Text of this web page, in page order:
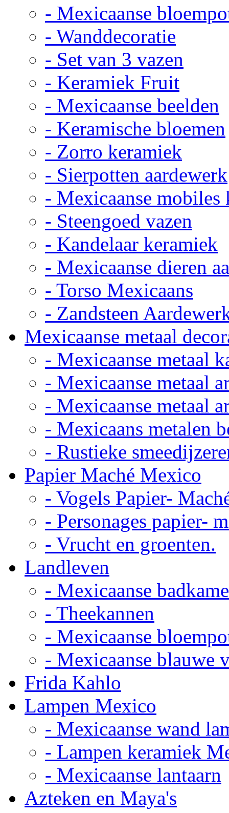
- Mexicaanse
- Wanddecoratie
- Set van 3 vazen
- Keramiek Fruit
- Mexicaanse beelden
- Keramische bloemen
- Zorro keramiek
- Sierpotten aardewerk
- Mexicaanse mobiles
- Steengoed vazen
- Kandelaar keramiek
- Mexicaanse dieren
- Torso Mexicaans
- Zandsteen
Mexicaanse metaal
- Mexicaanse metaal
- Mexicaanse metaal
- Mexicaanse metaal
- Mexicaans metalen
- Rustieke
Papier Maché Mexico
- Vogels Papier-
- Personages papier-
- Vrucht en groenten.
Landleven
- Mexicaanse
- Theekannen
- Mexicaanse
- Mexicaanse blauwe
Frida Kahlo
Lampen Mexico
- Mexicaanse wand
- Lampen keramiek
- Mexicaanse lantaarn
Azteken en Maya's